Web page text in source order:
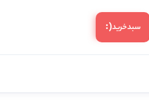
سبد‌خرید(: